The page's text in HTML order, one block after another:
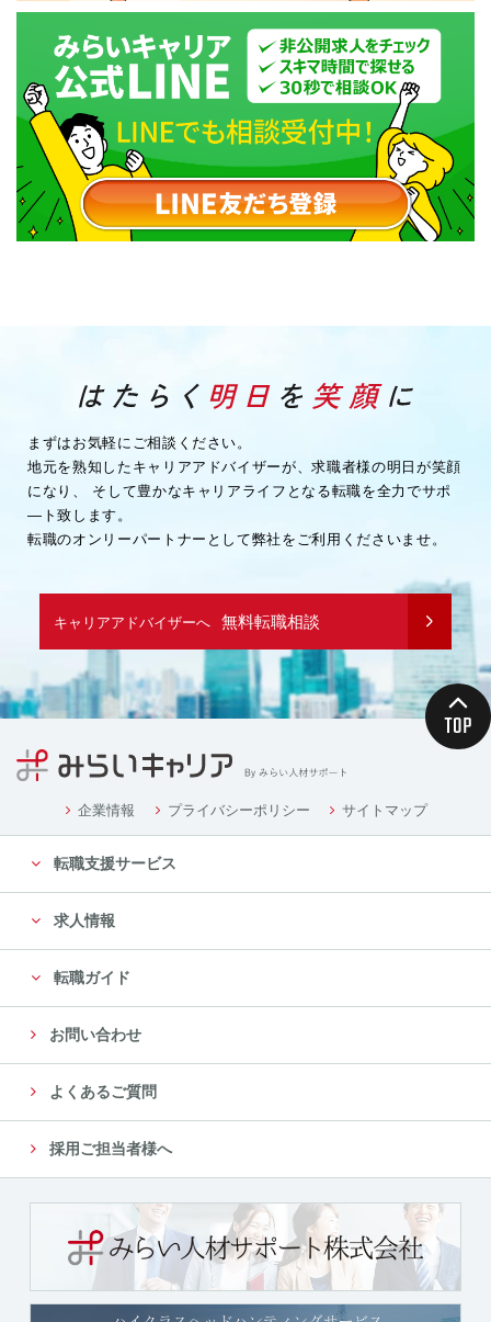
まずはお気軽にご相談ください。
地元を熟知したキャリアアドバイザーが、求職者様の明日が笑顔
になり、
そして豊かなキャリアライフとなる転職を全力でサポ
―ト致します。
転職のオンリーパートナーとして弊社をご利用くださいませ。
キャリアアドバイザーへ 無料転職相談
企業情報 プライバシーポリシー サイトマップ
転職支援サービス
求人情報
転職ガイド
お問い合わせ
よくあるご質問
採用ご担当者様へ